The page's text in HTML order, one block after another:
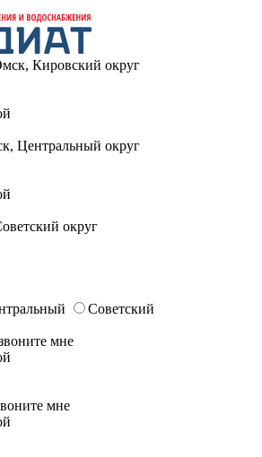
Кировский округ
​Центральный округ
округ
​Советский
мне
мне